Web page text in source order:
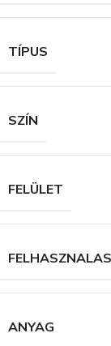
TÍPUS
SZÍN
FELÜLET
ANYAG